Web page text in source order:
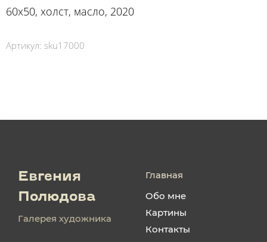
60х50, холст, масло, 2020
Артикул: sku17000
Евгения
Полюдова
Галерея художника
Главная
Обо мне
Картины
Контакты